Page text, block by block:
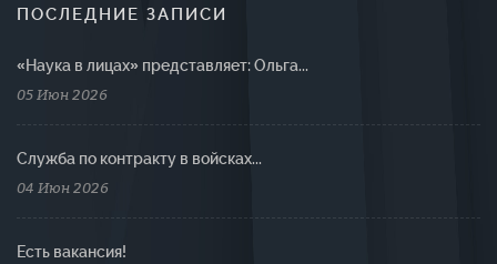
ПОСЛЕДНИЕ ЗАПИСИ
«Наука в лицах» представляет: Ольга...
05 Июн 2026
Cлужба по контракту в войсках...
04 Июн 2026
Есть вакансия!